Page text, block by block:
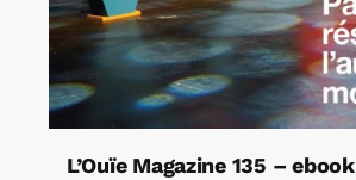
L’Ouïe Magazine 135 – ebook